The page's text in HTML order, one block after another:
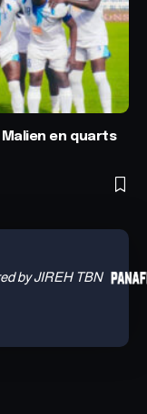
Malien en quarts
by JIREH TBN